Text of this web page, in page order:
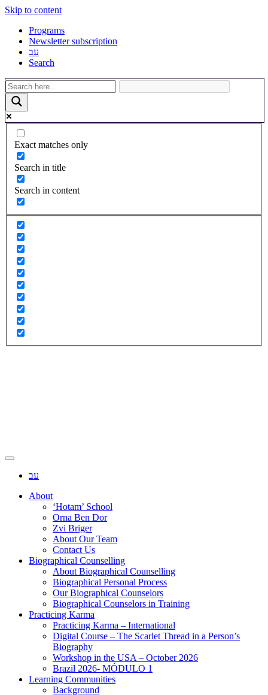
Skip to content
Programs
Newsletter subscription
עב
Search
Exact matches only
Search in title
Search in content
עב
About
‘Hotam’ School
Orna Ben Dor
Zvi Briger
About Our Team
Contact Us
Biographical Counselling
About Biographical Counselling
Biographical Personal Process
Our Biographical Counselors
Biographical Counselors in Training
Practicing Karma
Practicing Karma – International
Digital Course – The Scarlet Thread in a Person’s
Biography
Workshop in the USA – October 2026
Brazil 2026- MÓDULO 1
Learning Communities
Background